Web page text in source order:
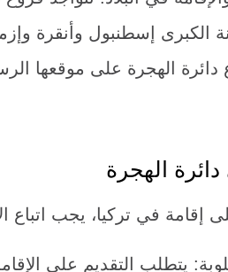
الكبرى إسطنبول وأنقرة
دائرة الهجرة على موقعها
الهجرة
في تركيا، يجب اتباع
يتطلب التقديم على